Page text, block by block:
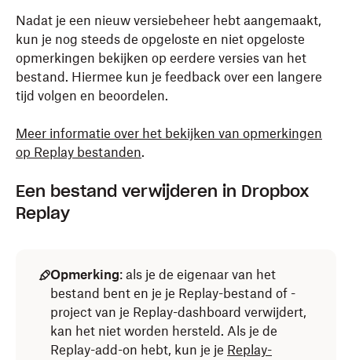
Nadat je een nieuw versiebeheer hebt aangemaakt,
kun je nog steeds de opgeloste en niet opgeloste
opmerkingen bekijken op eerdere versies van het
bestand. Hiermee kun je feedback over een langere
tijd volgen en beoordelen.
Meer informatie over het bekijken van opmerkingen
op Replay bestanden.
Een bestand verwijderen in Dropbox
Replay
Opmerking: als je de eigenaar van het
bestand bent en je je Replay-bestand of -
project van je Replay-dashboard verwijdert,
kan het niet worden hersteld. Als je de
Replay-add-on hebt, kun je je Replay-